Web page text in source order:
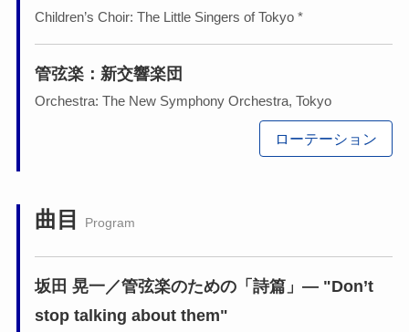
Children’s Choir: The Little Singers of Tokyo *
管弦楽：新交響楽団
Orchestra: The New Symphony Orchestra, Tokyo
ローテーション
曲目 Program
坂田 晃一／管弦楽のための「詩篇」― "Don’t
stop talking about them"